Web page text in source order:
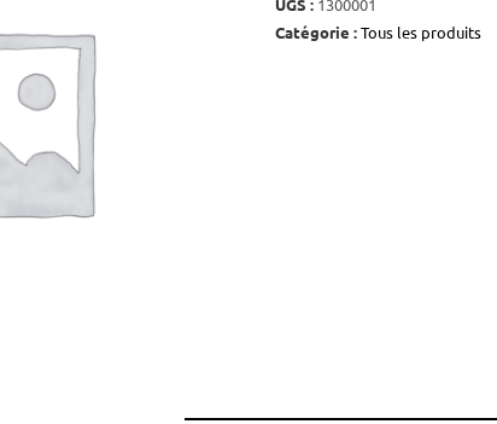
Catégorie :Tous les produits